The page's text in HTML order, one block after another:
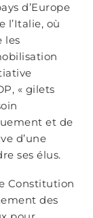
d’Europe
l’Italie, où
les
« gilets
et de
d’une
ses élus.
Constitution
des